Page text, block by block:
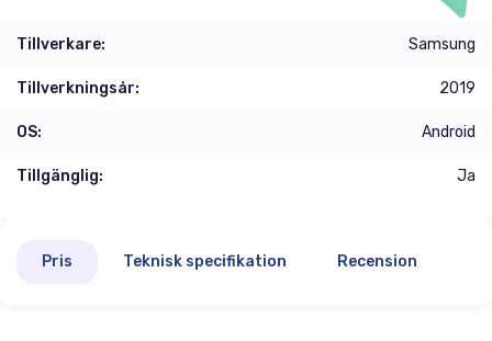
Tillverkare: Samsung
Tillverkningsår: 2019
OS: Android
Tillgänglig: Ja
Pris Teknisk specifikation Recension